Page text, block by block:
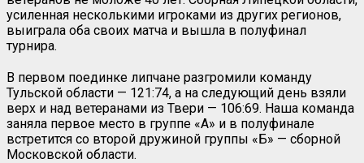
усиленная несколькими игроками из других регионов,
выиграла оба своих матча и вышла в полуфинал
турнира.
В первом поединке липчане разгромили команду
Тульской области — 121:74, а на следующий день взяли
верх и над ветеранами из Твери — 106:69. Наша команда
заняла первое место в группе «А» и в полуфинале
встретится со второй дружиной группы «Б» — сборной
Московской области.